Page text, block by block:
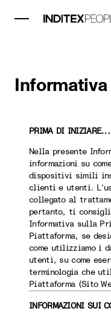
PRIMA DI INIZIARE...
Nella presente
informazioni su
dispositivi simili
clienti e utenti.
collegato al
pertanto, ti
Informativa sulla
Piattaforma, se
come utilizziamo i
utenti, su come
terminologia che
Piattaforma (Sito
INFORMAZIONI SUI